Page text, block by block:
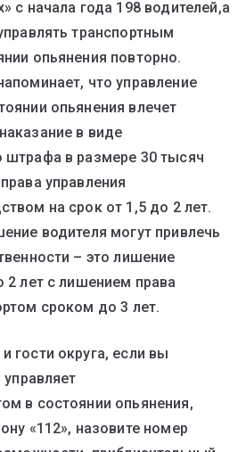
с начала года 198 водителей,а
транспортным
опьянения повторно.
что управление
опьянения влечет
в виде
штрафа в размере 30 тысяч
управления
на срок от 1,5 до 2 лет.
водителя могут привлечь
– это лишение
лет с лишением права
сроком до 3 лет.
гости округа, если вы
в состоянии опьянения,
«112», назовите номер